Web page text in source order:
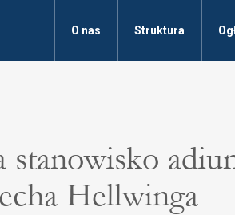
O nas Struktura
stanowisko
Hellwinga